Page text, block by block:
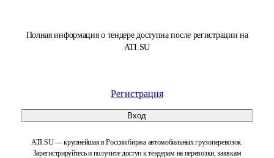
Полная информация о тендере доступна после регистрации на
ATI.SU
Регистрация
Вход
ATI.SU — крупнейшая в России биржа автомобильных грузоперевозок.
Зарегистрируйтесь и получите доступ к тендерам на перевозки, заявкам